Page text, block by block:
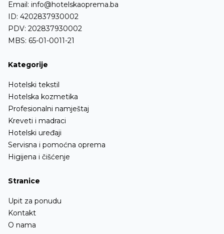
Email: info@hotelskaoprema.ba
ID: 4202837930002
PDV: 202837930002
MBS: 65-01-0011-21
Kategorije
Hotelski tekstil
Hotelska kozmetika
Profesionalni namještaj
Kreveti i madraci
Hotelski uređaji
Servisna i pomoćna oprema
Higijena i čišćenje
Stranice
Upit za ponudu
Kontakt
O nama